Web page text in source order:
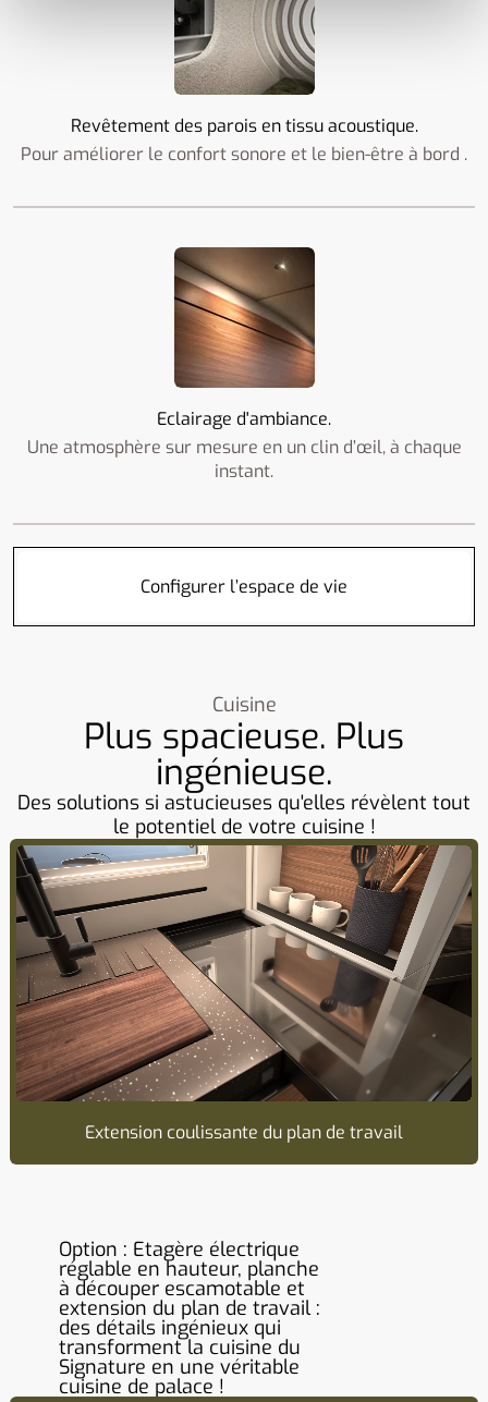
Revêtement des parois en tissu acoustique.
Pour améliorer le confort sonore et le bien-être à bord .
Eclairage d'ambiance.
Une atmosphère sur mesure en un clin d’œil, à chaque
instant.
Configurer l’espace de vie
Cuisine
Plus spacieuse. Plus
ingénieuse.
Des solutions si astucieuses qu'elles révèlent tout
le potentiel de votre cuisine !
Extension coulissante du plan de travail
Option : Etagère électrique
réglable en hauteur, planche
à découper escamotable et
extension du plan de travail :
des détails ingénieux qui
transforment la cuisine du
Signature en une véritable
cuisine de palace !